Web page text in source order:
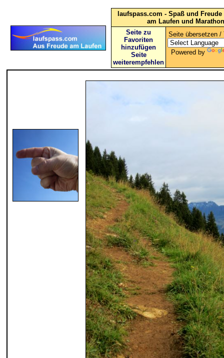
laufspass.com - Spaß und
am Laufen und Marathon
Seite zu
Favoriten
hinzufügen
Seite
weiterempfehlen
Seite übersetzen /
Powered by